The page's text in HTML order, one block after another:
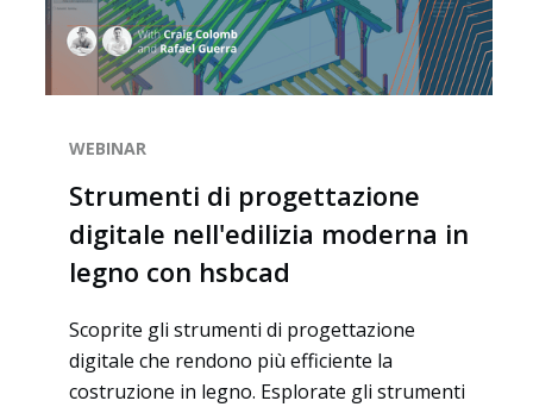
WEBINAR
Strumenti di progettazione
digitale nell'edilizia moderna in
legno con hsbcad
Scoprite gli strumenti di progettazione
digitale che rendono più efficiente la
costruzione in legno. Esplorate gli strumenti